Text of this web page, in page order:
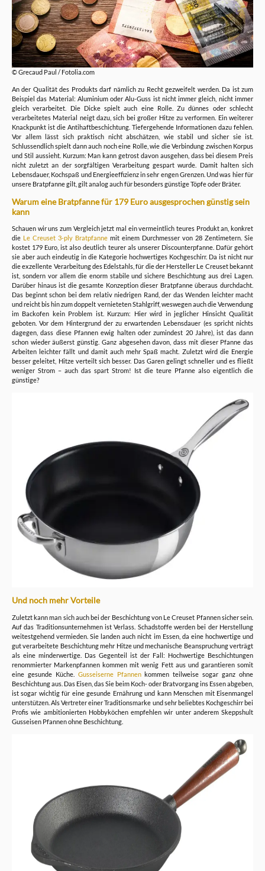
© Grecaud Paul / Fotolia.com
An der Qualität des Produkts darf nämlich zu Recht gezweifelt werden. Da ist zum
Beispiel das Material: Aluminium oder Alu-Guss ist nicht immer gleich, nicht immer
gleich verarbeitet. Die Dicke spielt auch eine Rolle. Zu dünnes oder schlecht
verarbeitetes Material neigt dazu, sich bei großer Hitze zu verformen. Ein weiterer
Knackpunkt ist die Antihaftbeschichtung. Tiefergehende Informationen dazu fehlen.
Vor allem lässt sich praktisch nicht abschätzen, wie stabil und sicher sie ist.
Schlussendlich spielt dann auch noch eine Rolle, wie die Verbindung zwischen Korpus
und Stil aussieht. Kurzum: Man kann getrost davon ausgehen, dass bei diesem Preis
nicht zuletzt an der sorgfältigen Verarbeitung gespart wurde. Damit halten sich
Lebensdauer, Kochspaß und Energieeffizienz in sehr engen Grenzen. Und was hier für
unsere Bratpfanne gilt, gilt analog auch für besonders günstige Töpfe oder Bräter.
Warum eine Bratpfanne für 179 Euro ausgesprochen günstig sein
kann
Schauen wir uns zum Vergleich jetzt mal ein vermeintlich teures Produkt an, konkret
die Le Creuset 3-ply Bratpfanne mit einem Durchmesser von 28 Zentimetern. Sie
kostet 179 Euro, ist also deutlich teurer als unserer Discounterpfanne. Dafür gehört
sie aber auch eindeutig in die Kategorie hochwertiges Kochgeschirr. Da ist nicht nur
die exzellente Verarbeitung des Edelstahls, für die der Hersteller Le Creuset bekannt
ist, sondern vor allem die enorm stabile und sichere Beschichtung aus drei Lagen.
Darüber hinaus ist die gesamte Konzeption dieser Bratpfanne überaus durchdacht.
Das beginnt schon bei dem relativ niedrigen Rand, der das Wenden leichter macht
und reicht bis hin zum doppelt vernieteten Stahlgriff, weswegen auch die Verwendung
im Backofen kein Problem ist. Kurzum: Hier wird in jeglicher Hinsicht Qualität
geboten. Vor dem Hintergrund der zu erwartenden Lebensdauer (es spricht nichts
dagegen, dass diese Pfannen ewig halten oder zumindest 20 Jahre), ist das dann
schon wieder äußerst günstig. Ganz abgesehen davon, dass mit dieser Pfanne das
Arbeiten leichter fällt und damit auch mehr Spaß macht. Zuletzt wird die Energie
besser geleitet, Hitze verteilt sich besser. Das Garen gelingt schneller und es fließt
weniger Strom – auch das spart Strom! Ist die teure Pfanne also eigentlich die
günstige?
Und noch mehr Vorteile
Zuletzt kann man sich auch bei der Beschichtung von Le Creuset Pfannen sicher sein.
Auf das Traditionsunternehmen ist Verlass. Schadstoffe werden bei der Herstellung
weitestgehend vermieden. Sie landen auch nicht im Essen, da eine hochwertige und
gut verarbeitete Beschichtung mehr Hitze und mechanische Beanspruchung verträgt
als eine minderwertige. Das Gegenteil ist der Fall: Hochwertige Beschichtungen
renommierter Markenpfannen kommen mit wenig Fett aus und garantieren somit
eine gesunde Küche. Gusseiserne Pfannenkommen teilweise sogar ganz ohne
Beschichtung aus. Das Eisen, das Sie beim Koch- oder Bratvorgang ins Essen abgeben,
ist sogar wichtig für eine gesunde Ernährung und kann Menschen mit Eisenmangel
unterstützen. Als Vertreter einer Traditionsmarke und sehr beliebtes Kochgeschirr bei
Profis wie ambitionierten Hobbyköchen empfehlen wir unter anderem Skeppshult
Gusseisen Pfannen ohne Beschichtung.